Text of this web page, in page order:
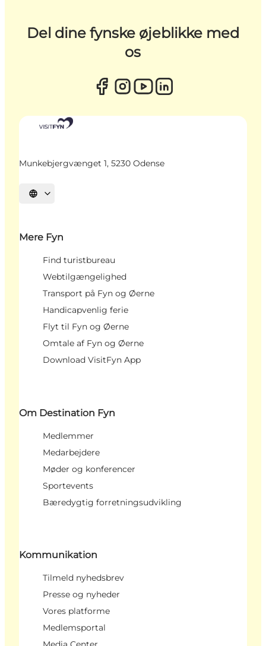
Del dine fynske øjeblikke med
os
Munkebjergvænget 1, 5230 Odense
Vælg sprog
Mere Fyn
Find turistbureau
Webtilgængelighed
Transport på Fyn og Øerne
Handicapvenlig ferie
Flyt til Fyn og Øerne
Omtale af Fyn og Øerne
Download VisitFyn App
Om Destination Fyn
Medlemmer
Medarbejdere
Møder og konferencer
Sportevents
Bæredygtig forretningsudvikling
Kommunikation
Tilmeld nyhedsbrev
Presse og nyheder
Vores platforme
Medlemsportal